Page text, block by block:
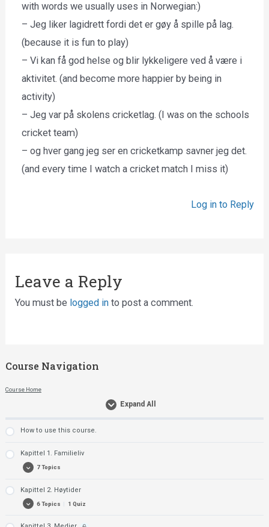
Course Navigation
Course Home
Expand All
How to use this course.
Kapittel 1. Familieliv
7 Topics
Far forteller
Presens, preteritum eller presens perfektum?
Fakta om samlivsformer i Norge
Kapittel 2. Høytider
6 Topics 1 Quiz
with words we usually uses in Norwegian:)
– Jeg liker lagidrett fordi det er gøy å spille på lag.
(because it is fun to play)
– Vi kan få god helse og blir lykkeligere ved å være i
aktivitet. (and become more happier by being in
activity)
– Jeg var på skolens cricketlag. (I was on the schools
cricket team)
– og hver gang jeg ser en cricketkamp savner jeg det.
(and every time I watch a cricket match I miss it)
Log in to Reply
Leave a Reply
You must be logged in to post a comment.